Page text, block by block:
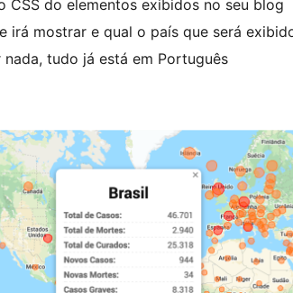
CSS do elementos exibidos no seu blog
irá mostrar e qual o país que será
tudo já está em Português